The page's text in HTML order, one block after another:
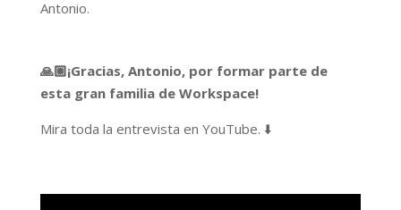
Antonio.
🙏🏼¡Gracias, Antonio, por formar parte de
esta gran familia de Workspace!
Mira toda la entrevista en YouTube. ⬇️